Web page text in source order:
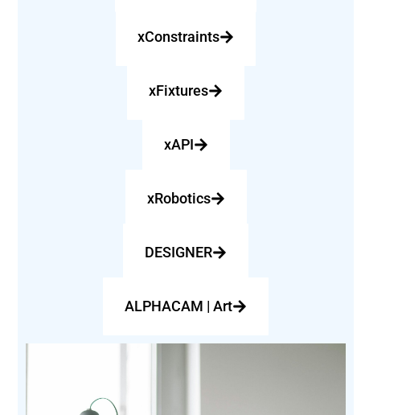
xConstraintsㅤㅤㅤㅤㅤㅤㅤㅤ
xFixturesㅤㅤㅤㅤㅤㅤㅤㅤㅤ
xAPIㅤㅤㅤㅤㅤㅤㅤㅤㅤㅤㅤ
xRoboticsㅤㅤㅤㅤㅤㅤㅤㅤㅤ
DESIGNERㅤㅤㅤㅤㅤㅤㅤㅤㅤ
ALPHACAM | Artㅤㅤㅤㅤㅤㅤ